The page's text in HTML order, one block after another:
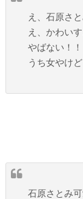
え、石原さ
え、かわい
やばない！！
うち女やけ
石原さとみ